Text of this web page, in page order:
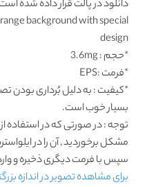
دانلود در پالت قرار داده شده است
background with special
design
*حجم : 3.6mg
*فرمت :EPS
بسیار خوب است.
توجه : در صورتی که در استفاده
سپس با فرمت دیگری ذخیره و
برای مشاهده تصویر در اندازه